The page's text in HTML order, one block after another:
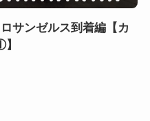
サンゼルス到着編【カ